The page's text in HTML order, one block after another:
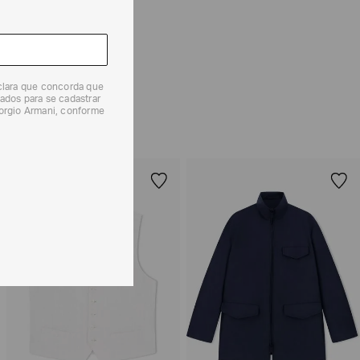
dos Produtos. E a troca pode ser feita em até 30
Preencha oFormulário de Devolução
sobre as condições de troca ou devolução, consulte a
que concorda que
para se cadastrar
Armani, conforme